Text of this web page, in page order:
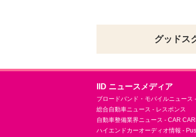
グッドス
IID ニュースメディア
ブロードバンド・モバイルニュース
総合自動車ニュース - レスポンス
自動車整備業界ニュース - CAR
ハイエンドカーオーディオ情報 -